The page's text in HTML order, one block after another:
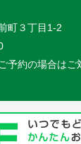
町３丁目1-2
予約の場合はご